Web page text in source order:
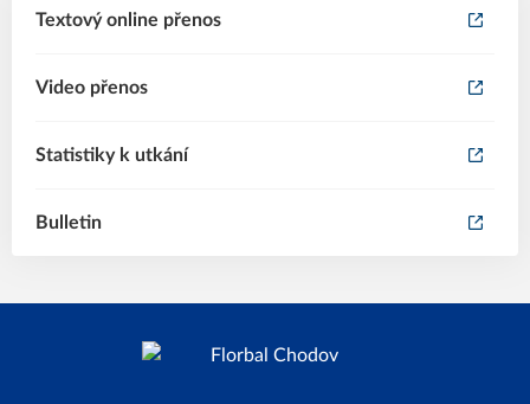
Textový online přenos
Video přenos
Statistiky k utkání
Bulletin